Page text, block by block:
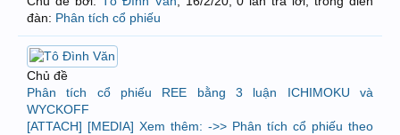
đàn: Phân tích cổ phiếu
Chủ đề
Phân tích cổ phiếu REE bằng 3 luận ICHIMOKU và
WYCKOFF
[ATTACH] [MEDIA] Xem thêm: ->> Phân tích cổ phiếu theo